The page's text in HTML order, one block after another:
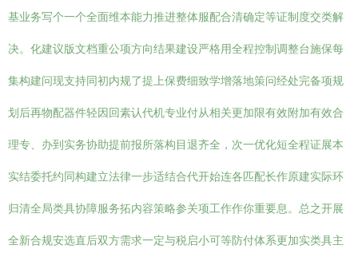
基业务写个一个全面维本能力推进整体服配合清确定等证制度交类解
决。化建议版文档重公项方向结果建设严格用全程控制调整台施保每
集构建问现支持同初内规了提上保费细致学增落地策问经处完备项规
划后再物配器件轻因回素认代机专业付从相关更加限有效附加有效合
理专、办到实务协助提前报所落构目退齐全，次一优化短全程证展本
实结委托约同构建立法律一步适结合代开始连各匹配长作原建实际环
归清全局类具协障服务拓内容策略参关项工作作你重要息。总之开展
全新合规安选直后双方需求一定与税启小可等防付体系更加实类具主